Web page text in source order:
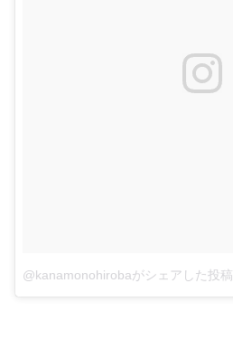
@kanamonohirobaがシェアした投稿